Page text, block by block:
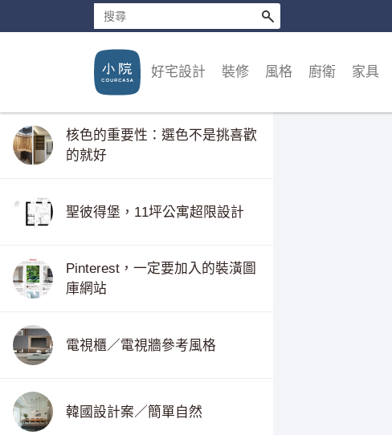
好宅設計 裝修 風格 廚衛 家具
核色的重要性：選色不是挑喜歡
的就好
聖彼得堡，11坪公寓超限設計
Pinterest，一定要加入的裝潢圖
庫網站
電視櫃／電視牆參考風格
韓國設計案／簡單自然